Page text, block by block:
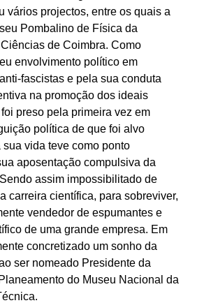
vários projectos, entre os quais a
Pombalino de Física da
de Coimbra. Como
envolvimento político em
fascistas e pela sua conduta
na promoção dos ideais
preso pela primeira vez em
política de que foi alvo
sua vida teve como ponto
aposentação compulsiva da
assim impossibilitado de
carreira científica, para sobreviver,
vendedor de espumantes e
de uma grande empresa. Em
concretizado um sonho da
ser nomeado Presidente da
do Museu Nacional da